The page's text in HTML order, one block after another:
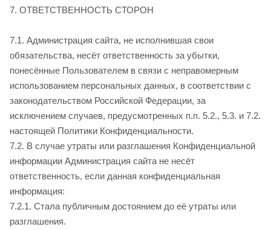
7. ОТВЕТСТВЕННОСТЬ СТОРОН
7.1. Администрация сайта, не исполнившая свои
обязательства, несёт ответственность за убытки,
понесённые Пользователем в связи с неправомерным
использованием персональных данных, в соответствии с
законодательством Российской Федерации, за
исключением случаев, предусмотренных п.п. 5.2., 5.3. и 7.2.
настоящей Политики Конфиденциальности.
7.2. В случае утраты или разглашения Конфиденциальной
информации Администрация сайта не несёт
ответственность, если данная конфиденциальная
информация:
7.2.1. Стала публичным достоянием до её утраты или
разглашения.